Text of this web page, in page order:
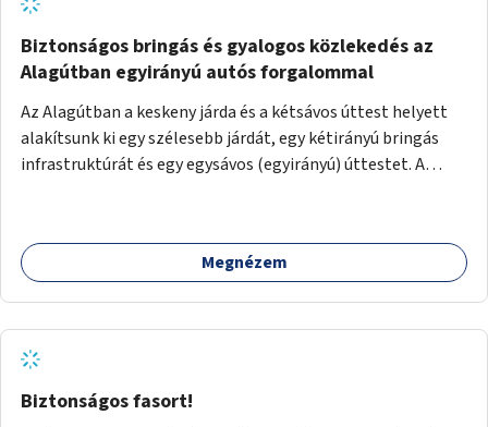
Biztonságos bringás és gyalogos közlekedés az
Alagútban egyirányú autós forgalommal
Az Alagútban a keskeny járda és a kétsávos úttest helyett
alakítsunk ki egy szélesebb járdát, egy kétirányú bringás
infrastruktúrát és egy egysávos (egyirányú) úttestet. A
kényelmes gyalogos és bringás közlekedés kialakítására.
Megnézem
Biztonságos fasort!